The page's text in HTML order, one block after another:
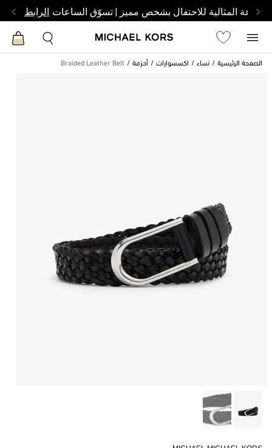
الساعة المثالية للاحتفال بشخص مميز | تسوّق الساعات الرابط
الصفحة الرئيسية نساء اكسسوارات أحزمة Braided Leather Belt